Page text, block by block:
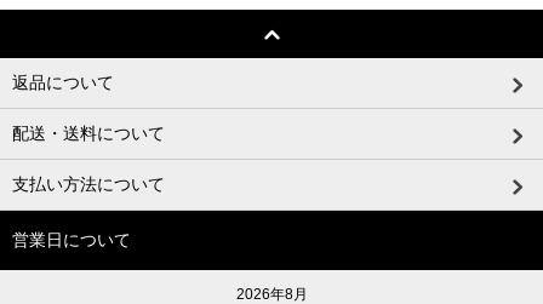
返品について
配送・送料について
支払い方法について
営業日について
2026年8月